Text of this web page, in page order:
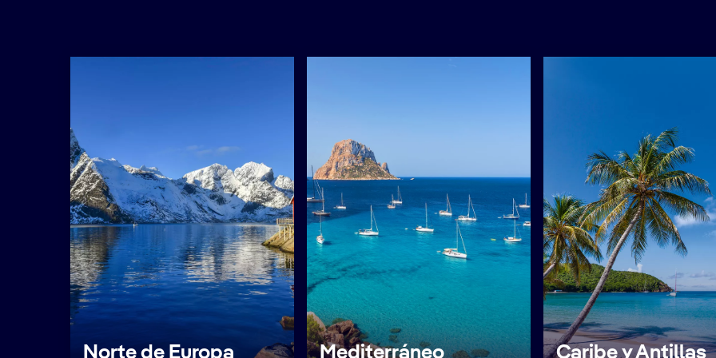
Norte de Europa Mediterráneo Caribe y Antillas